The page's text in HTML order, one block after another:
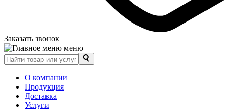
Заказать звонок
меню
О компании
Продукция
Доставка
Услуги